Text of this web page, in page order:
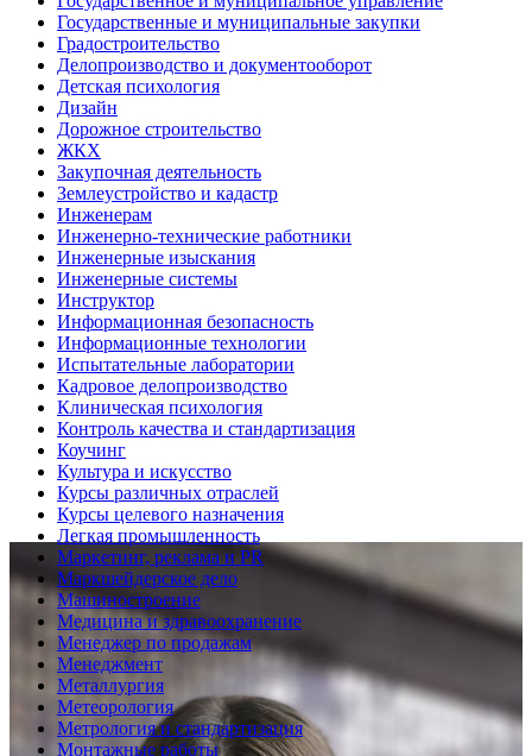
Государственные и муниципальные закупки
Градостроительство
Делопроизводство и документооборот
Детская психология
Дизайн
Дорожное строительство
ЖКХ
Закупочная деятельность
Землеустройство и кадастр
Инженерам
Инженерно-технические работники
Инженерные изыскания
Инженерные системы
Инструктор
Информационная безопасность
Информационные технологии
Испытательные лаборатории
Кадровое делопроизводство
Клиническая психология
Контроль качества и стандартизация
Коучинг
Культура и искусство
Курсы различных отраслей
Курсы целевого назначения
Легкая промышленность
Маркетинг, реклама и PR
Маркшейдерское дело
Машиностроение
Медицина и здравоохранение
Менеджер по продажам
Менеджмент
Металлургия
Метеорология
Метрология и стандартизация
Монтажные работы